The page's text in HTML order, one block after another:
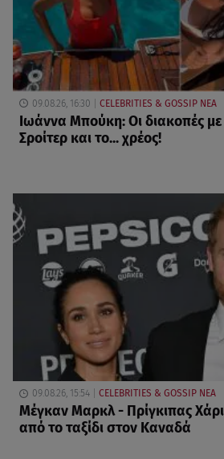
09.08.26, 16:30 CELEBRITIES & GOSSIP ΝΕΑ
Ιωάννα Μπούκη: Οι διακοπές
Σροίτερ και το... χρέος!
09.08.26, 15:54 CELEBRITIES & GOSSIP ΝΕΑ
Μέγκαν Μαρκλ - Πρίγκιπας
από το ταξίδι στον Καναδά